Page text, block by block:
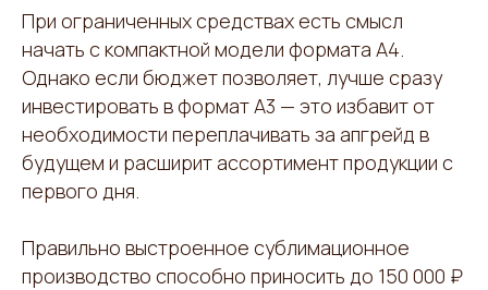
При ограниченных средствах есть смысл
начать с компактной модели формата А4.
Однако если бюджет позволяет, лучше сразу
инвестировать в формат А3 — это избавит от
необходимости переплачивать за апгрейд в
будущем и расширит ассортимент продукции с
первого дня.
Правильно выстроенное сублимационное
производство способно приносить до 150 000 ₽